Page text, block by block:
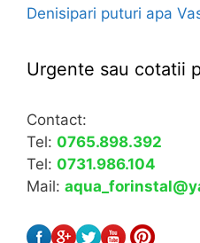
Denisipari puturi apa
Urgente sau cotatii
Contact:
Tel: 0765.898.392
Tel: 0731.986.104
Mail: